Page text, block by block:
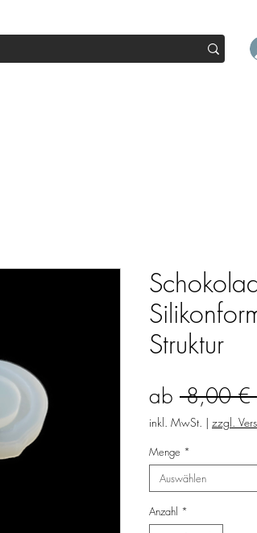
Struktur
ab 8,00 €
inkl. MwSt. | zzgl.
Menge *
Auswählen
Anzahl *